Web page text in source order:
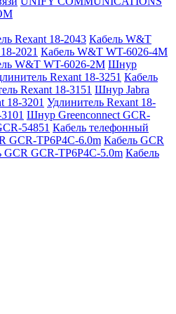
Rexant 18-2043 Кабель W&T
2021 Кабель W&T WT-6026-4M
W&T WT-6026-2M Шнур
Rexant 18-3251 Кабель
Rexant 18-3151 Шнур Jabra
18-3201 Удлинитель Rexant 18-
Шнур Greenconnect GCR-
54851 Кабель телефонный
GCR-TP6P4C-6.0m Кабель GCR
GCR GCR-TP6P4C-5.0m Кабель